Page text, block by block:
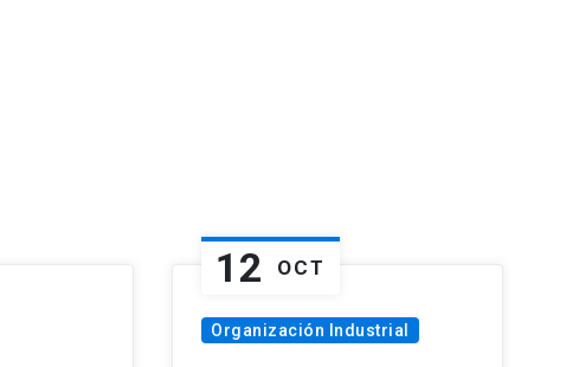
12 OCT
Organización Industrial